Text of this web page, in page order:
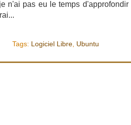
n'ai pas eu le temps
Tags: Logiciel Libre Ubuntu